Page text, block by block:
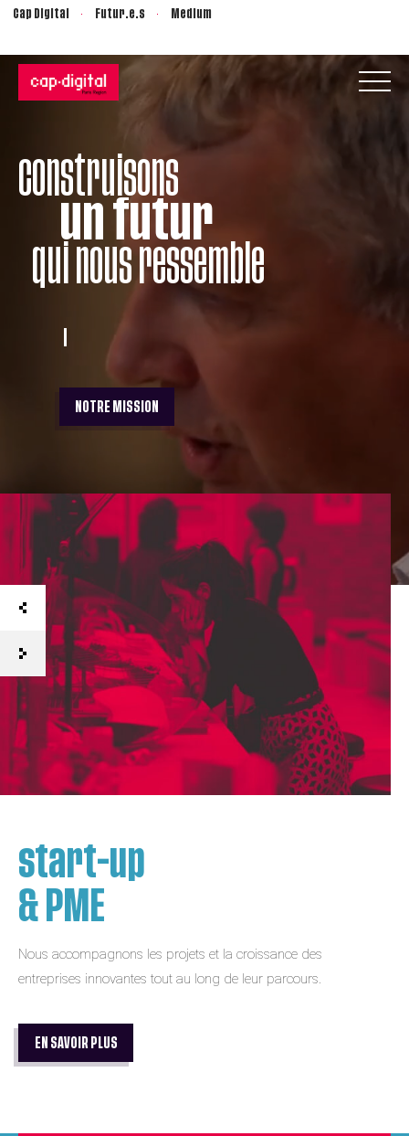
Cap Digital Futur.e.s Medium
construisons
un futur
qui nous ressemble
NOTRE MISSION
start-up
& PME
Nous accompagnons les projets et la croissance des
entreprises innovantes tout au long de leur parcours.
EN SAVOIR PLUS